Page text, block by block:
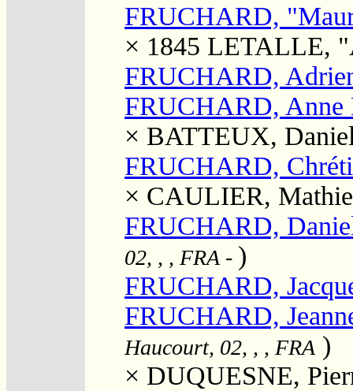
FRUCHARD,
× 1845 LETALLE,
FRUCHARD,
FRUCHARD, Anne
× BATTEUX,
FRUCHARD,
× CAULIER,
FRUCHARD,
02, , , FRA - )
FRUCHARD,
FRUCHARD,
Haucourt, 02, , , FRA )
× DUQUESNE,